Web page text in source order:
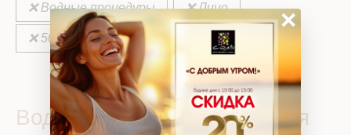
❌ Водные процедуры ❌ Лицо
❌ 50 минут
ВЫБРАТЬ ПРОГРАММУ
Водные процедуры уход для
×